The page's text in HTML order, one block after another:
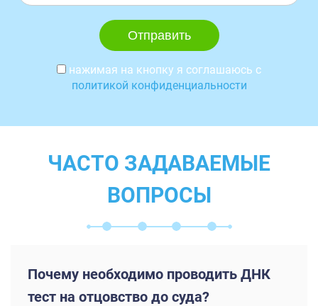
нажимая на кнопку я соглашаюсь с
политикой конфиденциальности
ЧАСТО ЗАДАВАЕМЫЕ
ВОПРОСЫ
Почему необходимо проводить ДНК
тест на отцовство до суда?